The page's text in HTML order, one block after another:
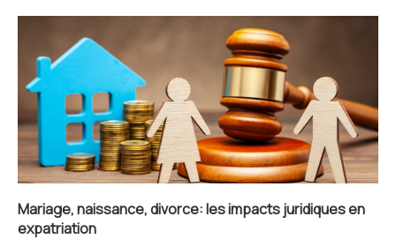
Mariage, naissance, divorce: les impacts juridiques en
expatriation